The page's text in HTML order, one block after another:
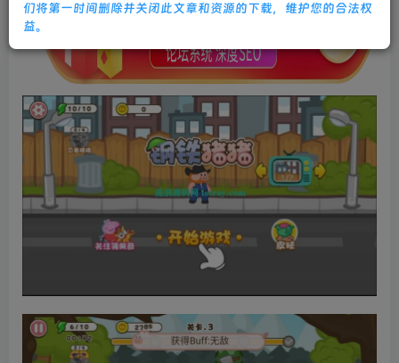
们将第一时间删除并关闭此文章和资源的下载，维护您的合法权
益。